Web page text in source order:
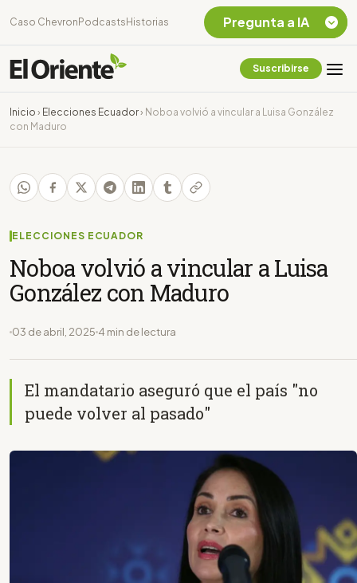
Caso Chevron Podcasts Historias
Suscribirse
Inicio › Elecciones Ecuador› Noboa volvió a vincular a Luisa González
con Maduro
ELECCIONES ECUADOR
Noboa volvió a vincular a Luisa
González con Maduro
03 de abril, 2025 4 min de lectura
El mandatario aseguró que el país "no
puede volver al pasado"
Pregunta a IA
Chevron Ecuador